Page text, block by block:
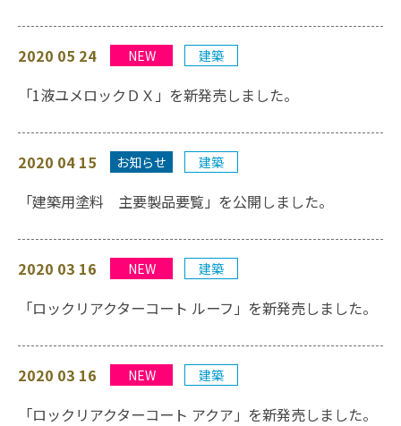
2020 05 24 NEW 建築
「1液ユメロックＤＸ」を新発売しました。
2020 04 15 お知らせ 建築
「建築用塗料 主要製品要覧」を公開しました。
2020 03 16 NEW 建築
「ロックリアクターコート ルーフ」を新発売しました。
2020 03 16 NEW 建築
「ロックリアクターコート アクア」を新発売しました。